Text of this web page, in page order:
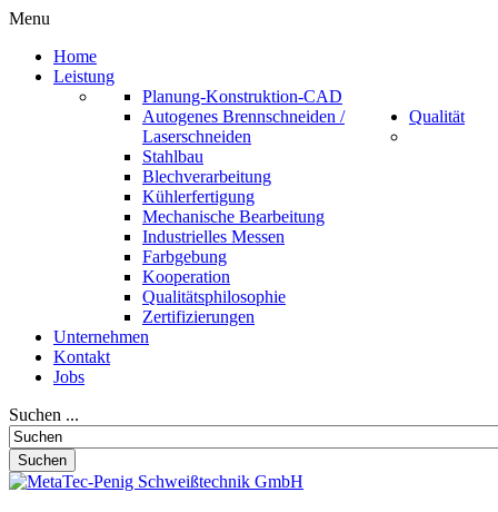
Menu
Home
Leistung
Planung-Konstruktion-CAD
Autogenes Brennschneiden /
Laserschneiden
Stahlbau
Blechverarbeitung
Kühlerfertigung
Mechanische Bearbeitung
Industrielles Messen
Farbgebung
Kooperation
Qualität
Qualitätsphilosophie
Zertifizierungen
Unternehmen
Kontakt
Jobs
Suchen ...
Suchen